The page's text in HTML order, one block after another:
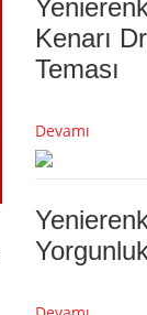
Kenarı
Teması
Devamı